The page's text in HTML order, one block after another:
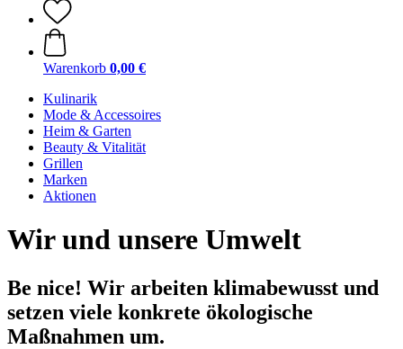
Warenkorb 0,00 €
Kulinarik
Mode & Accessoires
Heim & Garten
Beauty & Vitalität
Grillen
Marken
Aktionen
Wir und unsere Umwelt
Be nice! Wir arbeiten klimabewusst und
setzen viele konkrete ökologische
Maßnahmen um.